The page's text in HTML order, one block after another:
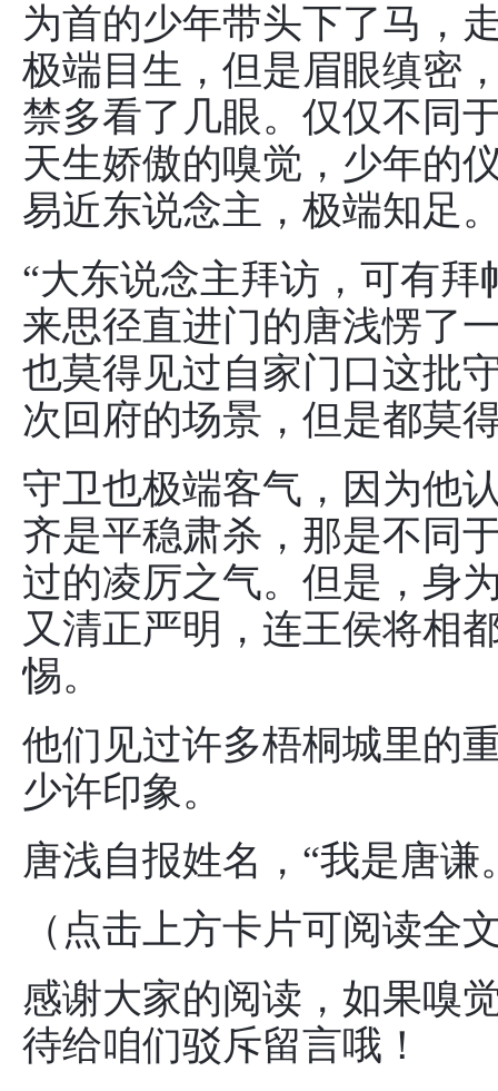
为首的少年带头下了马，
极端目生，但是眉眼缜密
禁多看了几眼。仅仅不同
天生娇傲的嗅觉，少年的
易近东说念主，极端知足
“大东说念主拜访，可有
来思径直进门的唐浅愣了
也莫得见过自家门口这批
次回府的场景，但是都莫
守卫也极端客气，因为他
齐是平稳肃杀，那是不同
过的凌厉之气。但是，身
又清正严明，连王侯将相
惕。
他们见过许多梧桐城里的
少许印象。
唐浅自报姓名，“我是唐谦
（点击上方卡片可阅读全
感谢大家的阅读，如果嗅
待给咱们驳斥留言哦！